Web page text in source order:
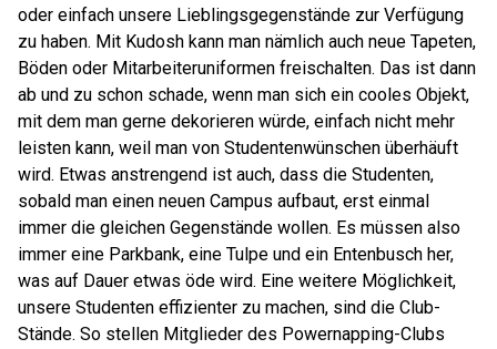
oder einfach unsere Lieblingsgegenstände zur Verfügung
zu haben. Mit Kudosh kann man nämlich auch neue Tapeten,
Böden oder Mitarbeiteruniformen freischalten. Das ist dann
ab und zu schon schade, wenn man sich ein cooles Objekt,
mit dem man gerne dekorieren würde, einfach nicht mehr
leisten kann, weil man von Studentenwünschen überhäuft
wird. Etwas anstrengend ist auch, dass die Studenten,
sobald man einen neuen Campus aufbaut, erst einmal
immer die gleichen Gegenstände wollen. Es müssen also
immer eine Parkbank, eine Tulpe und ein Entenbusch her,
was auf Dauer etwas öde wird. Eine weitere Möglichkeit,
unsere Studenten effizienter zu machen, sind die Club-
Stände. So stellen Mitglieder des Powernapping-Clubs